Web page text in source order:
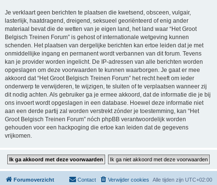
Je verklaart geen berichten te plaatsen die kwetsend, obsceen, vulgair,
lasterlijk, haatdragend, dreigend, seksueel georiënteerd of enig ander
materiaal bevat die de wetten van je eigen land, het land waar “Het Groot
Belgisch Treinen Forum” is gehost of internationale wetgeving kunnen
schenden. Het plaatsen van dergelijke berichten kan ertoe leiden dat je met
onmiddellijke ingang en permanent wordt verbannen van dit forum. Tevens
kan je provider worden ingelicht. De IP-adressen van alle berichten worden
opgeslagen om deze voorwaarden te kunnen waarborgen. Je gaat er mee
akkoord dat “Het Groot Belgisch Treinen Forum” het recht heeft om ieder
onderwerp te verwijderen, te wijzigen, te sluiten of te verplaatsen wanneer zij
dit nodig achten. Als gebruiker ga je ermee akkoord, dat de informatie die je bij
ons invoert wordt opgeslagen in een database. Hoewel deze informatie niet
aan een derde partij zal worden verstrekt zónder je toestemming, kan “Het
Groot Belgisch Treinen Forum” nóch phpBB verantwoordelijk worden
gehouden voor een hackpoging die ertoe kan leiden dat de gegevens
vrijkomen.
Forumoverzicht Alle tijden zijn UTC+02:00
Verwijder cookies
Contact